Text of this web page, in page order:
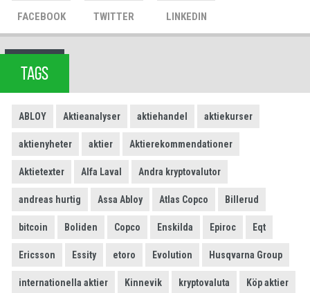
FACEBOOK TWITTER LINKEDIN
TAGS
ABLOY Aktieanalyser aktiehandel aktiekurser
aktienyheter aktier Aktierekommendationer
Aktietexter Alfa Laval Andra kryptovalutor
andreas hurtig Assa Abloy Atlas Copco Billerud
bitcoin Boliden Copco Enskilda Epiroc Eqt
Ericsson Essity etoro Evolution Husqvarna Group
internationella aktier Kinnevik kryptovaluta Köp aktier